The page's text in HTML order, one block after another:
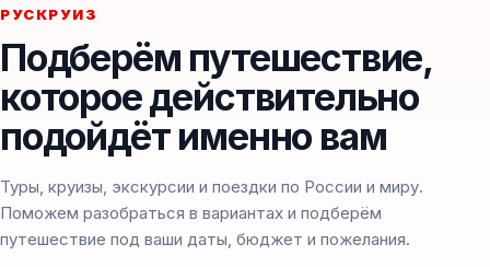
РУСКРУИЗ
Подберём путешествие,
которое действительно
подойдёт именно вам
Туры, круизы, экскурсии и поездки по России и миру.
Поможем разобраться в вариантах и подберём
путешествие под ваши даты, бюджет и пожелания.